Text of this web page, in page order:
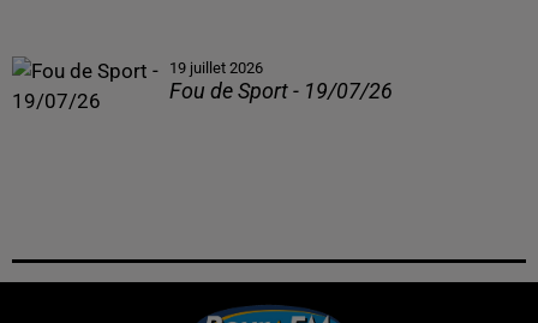
19 juillet 2026
Fou de Sport - 19/07/26